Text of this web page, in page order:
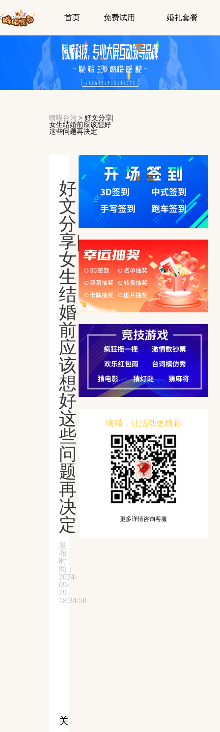
首页 免费试用 婚礼套餐
嗨喵台词 > 好文分享|
女生结婚前应该想好
这些问题再决定
好
文
分
享|
女
生
结
婚
前
应
该
想
好
这
些
问
题
再
决
定
发
布
时
间：
2024-
09-
29
18:34:58
关
嗨喵，让活动更精彩
更多详情咨询客服